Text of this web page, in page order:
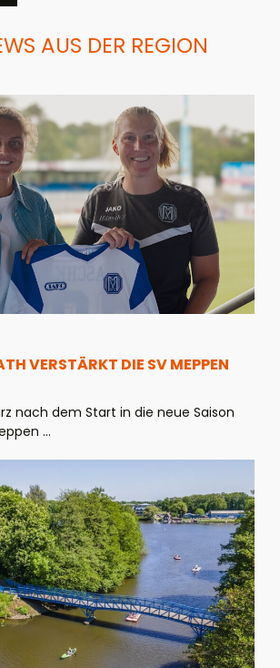
AUS DER REGION
VERSTÄRKT DIE SV MEPPEN
nach dem Start in die neue Saison
...